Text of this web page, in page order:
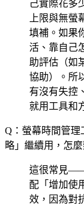
己實際花多
上限與無
填補。如果
活、靠自己
助評估（如
協助）。所
有沒有失控
就用工具和
Q：螢幕時間管理
略」繼續用，怎麼
這很常見——
配「增加使
效，因為對